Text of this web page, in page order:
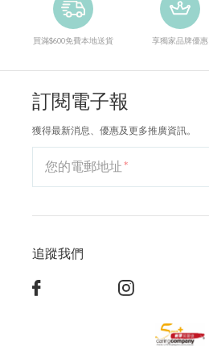
買滿$600免費本地送貨 享獨家品牌優惠
訂閱電子報
獲得最新消息、優惠及更多推廣資訊。
您的電郵地址
追蹤我們